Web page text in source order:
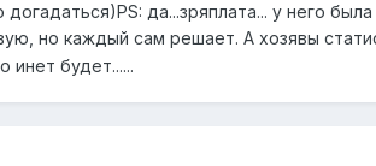
да...зряплата... у него
но каждый сам решает. А хозявы
будет......